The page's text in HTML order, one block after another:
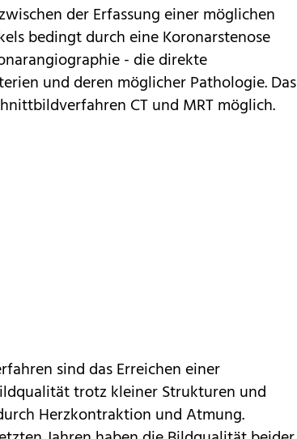
der Erfassung einer möglichen
bedingt durch eine Koronarstenose
- die direkte
und deren möglicher Pathologie. Das
CT und MRT möglich.
sind das Erreichen einer
trotz kleiner Strukturen und
Herzkontraktion und Atmung.